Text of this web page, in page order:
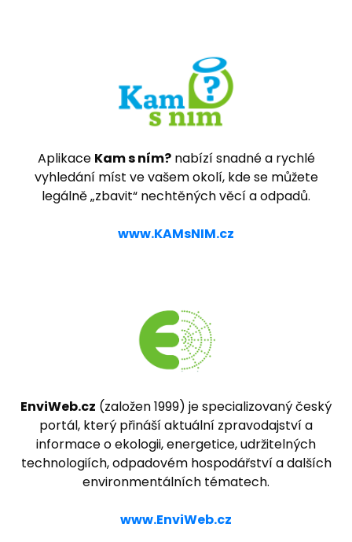
Aplikace Kam s ním?nabízí snadné a rychlé
vyhledání míst ve vašem okolí, kde se můžete
legálně „zbavit“ nechtěných věcí a odpadů.
www.KAMsNIM.cz
EnviWeb.cz (založen 1999) je specializovaný český
portál, který přináší aktuální zpravodajství a
informace o ekologii, energetice, udržitelných
technologiích, odpadovém hospodářství a dalších
environmentálních tématech.
www.EnviWeb.cz